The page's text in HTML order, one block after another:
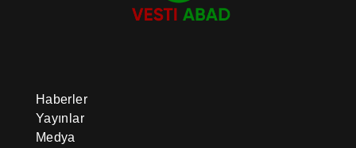
Haberler
Yayınlar
Medya